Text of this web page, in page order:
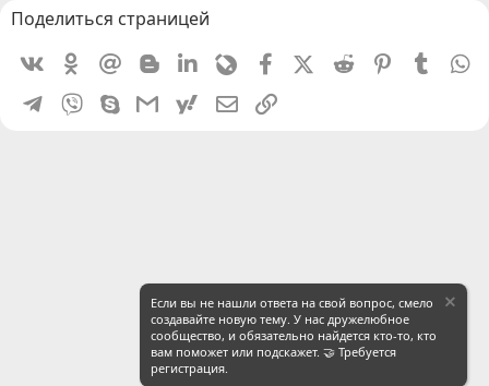
Поделиться страницей
VkontakteOdnoklassniki
Mail.ru BloggerLinkedin
LivejournalFacebookX (Twitter)
Reddit PinterestTumblr
Telegram
Viber SkypeGmailyahoomailЭлектронная почта
Если вы не нашли ответа на свой вопрос, смело
создавайте новую тему. У нас дружелюбное
сообщество, и обязательно найдется кто-то, кто
вам поможет или подскажет. 🤝 Требуется
регистрация.